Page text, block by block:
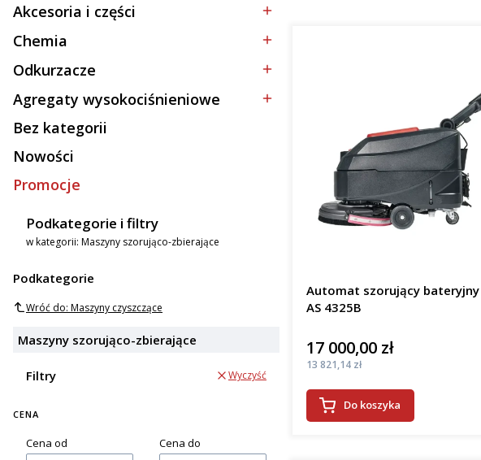
Kategoria - Akcesoria i części
Akcesoria i części
Kategoria - Chemia
Chemia
Kategoria - Odkurzacze
Odkurzacze
Kategoria - Agregaty wysokociśnieniowe
Agregaty wysokociśnieniowe
Kategoria - Bez kategorii
Bez kategorii
Nowości
Promocje
Podkategorie i filtry
w kategorii: Maszyny szorująco-zbierające
Podkategorie
Wróć do: Maszyny czyszczące
Maszyny szorująco-zbierające
Filtry Wyczyść
CENA
Cena od
Cena do
Automat szorujący bateryjny
AS 4325B
Cena
17 000,00 zł
Cena
13 821,14 zł
Do koszyka